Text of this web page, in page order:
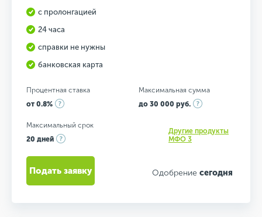
с пролонгацией
24 часа
справки не нужны
банковская карта
Процентная ставка
от 0.8%
Максимальная сумма
до 30 000 руб.
Максимальный срок
20 дней
Другие продукты
МФО 3
Одобрение сегодня
Подать заявку